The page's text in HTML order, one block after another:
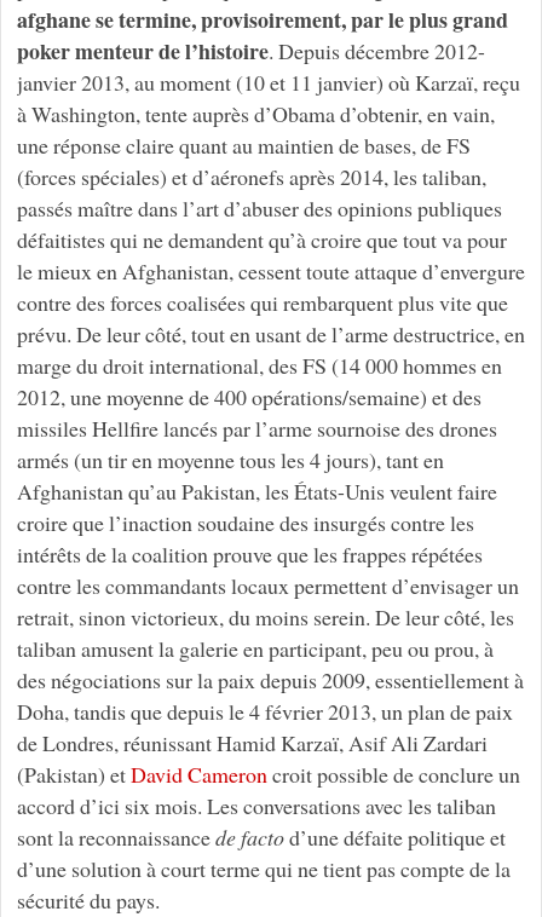
afghane se termine, provisoirement, par le plus grand
poker menteur de l’histoire. Depuis décembre 2012-
janvier 2013, au moment (10 et 11 janvier) où Karzaï, reçu
à Washington, tente auprès d’Obama d’obtenir, en vain,
une réponse claire quant au maintien de bases, de FS
(forces spéciales) et d’aéronefs après 2014, les taliban,
passés maître dans l’art d’abuser des opinions publiques
défaitistes qui ne demandent qu’à croire que tout va pour
le mieux en Afghanistan, cessent toute attaque d’envergure
contre des forces coalisées qui rembarquent plus vite que
prévu. De leur côté, tout en usant de l’arme destructrice, en
marge du droit international, des FS (14 000 hommes en
2012, une moyenne de 400 opérations/semaine) et des
missiles Hellfire lancés par l’arme sournoise des drones
armés (un tir en moyenne tous les 4 jours), tant en
Afghanistan qu’au Pakistan, les États-Unis veulent faire
croire que l’inaction soudaine des insurgés contre les
intérêts de la coalition prouve que les frappes répétées
contre les commandants locaux permettent d’envisager un
retrait, sinon victorieux, du moins serein. De leur côté, les
taliban amusent la galerie en participant, peu ou prou, à
des négociations sur la paix depuis 2009, essentiellement à
Doha, tandis que depuis le 4 février 2013, un plan de paix
de Londres, réunissant Hamid Karzaï, Asif Ali Zardari
(Pakistan) etDavid Cameroncroit possible de conclure un
accord d’ici six mois. Les conversations avec les taliban
sont la reconnaissancede factod’une défaite politique et
d’une solution à court terme qui ne tient pas compte de la
sécurité du pays.